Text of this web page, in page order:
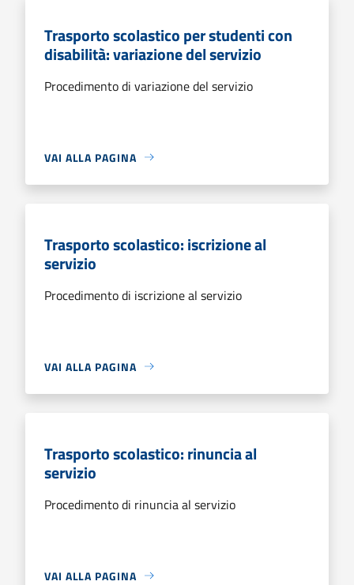
Trasporto scolastico per studenti con
disabilità: variazione del servizio
Procedimento di variazione del servizio
VAI ALLA PAGINA
Trasporto scolastico: iscrizione al
servizio
Procedimento di iscrizione al servizio
VAI ALLA PAGINA
Trasporto scolastico: rinuncia al
servizio
Procedimento di rinuncia al servizio
VAI ALLA PAGINA